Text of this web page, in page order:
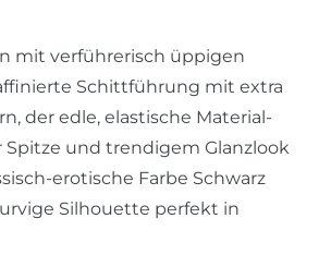
mit verführerisch üppigen
Schittführung mit extra
der edle, elastische Material-
Spitze und trendigem Glanzlook
erotische Farbe Schwarz
Silhouette perfekt in